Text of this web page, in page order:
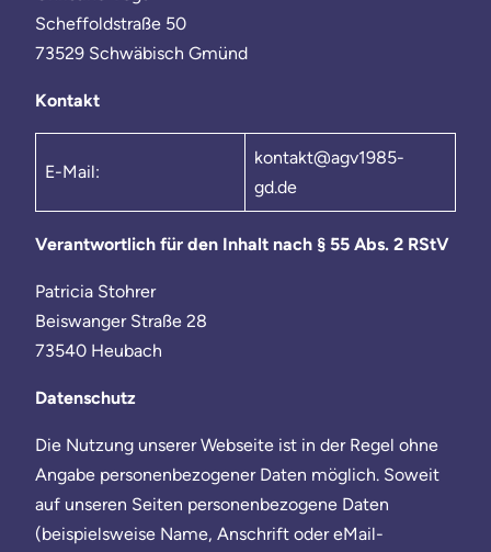
Scheffoldstraße 50
73529 Schwäbisch Gmünd
Kontakt
E-Mail:
kontakt@agv1985-
gd.de
Verantwortlich für den Inhalt nach § 55 Abs. 2 RStV
Patricia Stohrer
Beiswanger Straße 28
73540 Heubach
Datenschutz
Die Nutzung unserer Webseite ist in der Regel ohne
Angabe personenbezogener Daten möglich. Soweit
auf unseren Seiten personenbezogene Daten
(beispielsweise Name, Anschrift oder eMail-